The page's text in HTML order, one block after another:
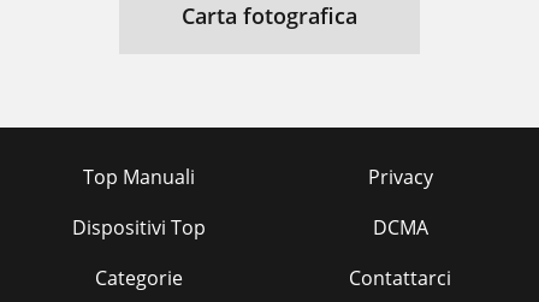
Carta fotografica
Top Manuali
Dispositivi Top
Categorie
Privacy
DCMA
Contattarci